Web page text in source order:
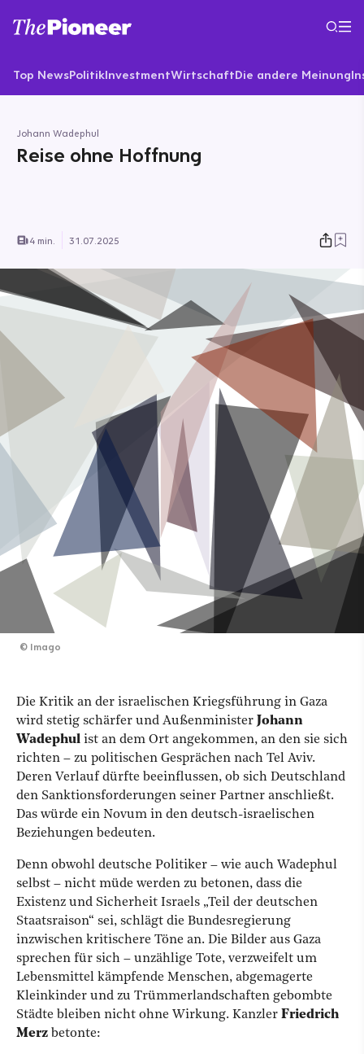
Top NewsPolitikInvestmentWirtschaftDie andere Meinung
Johann Wadephul
Reise ohne Hoffnung
4 min. 31.07.2025
© Imago
Die Kritik an der israelischen Kriegsführung in Gaza
wird stetig schärfer und Außenminister Johann
Wadephul ist an dem Ort angekommen, an den sie sich
richten – zu politischen Gesprächen nach Tel Aviv.
Deren Verlauf dürfte beeinflussen, ob sich Deutschland
den Sanktionsforderungen seiner Partner anschließt.
Das würde ein Novum in den deutsch-israelischen
Beziehungen bedeuten.
Denn obwohl deutsche Politiker – wie auch Wadephul
selbst – nicht müde werden zu betonen, dass die
Existenz und Sicherheit Israels „Teil der deutschen
Staatsraison“ sei, schlägt die Bundesregierung
inzwischen kritischere Töne an. Die Bilder aus Gaza
sprechen für sich – unzählige Tote, verzweifelt um
Lebensmittel kämpfende Menschen, abgemagerte
Kleinkinder und zu Trümmerlandschaften gebombte
Städte bleiben nicht ohne Wirkung. Kanzler Friedrich
Merz betonte: